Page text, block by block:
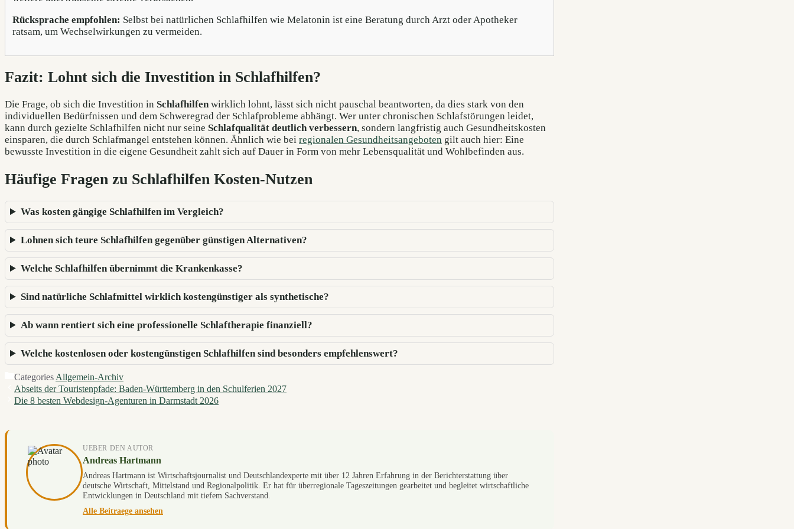
Rücksprache empfohlen: Selbst bei natürlichen Schlafhilfen wie Melatonin ist eine Beratung durch Arzt oder Apotheker
ratsam, um Wechselwirkungen zu vermeiden.
Fazit: Lohnt sich die Investition in Schlafhilfen?
Die Frage, ob sich die Investition in Schlafhilfenwirklich lohnt, lässt sich nicht pauschal beantworten, da dies stark von den
individuellen Bedürfnissen und dem Schweregrad der Schlafprobleme abhängt. Wer unter chronischen Schlafstörungen leidet,
kann durch gezielte Schlafhilfen nicht nur seine Schlafqualität deutlich verbessern, sondern langfristig auch Gesundheitskosten
einsparen, die durch Schlafmangel entstehen können. Ähnlich wie bei regionalen Gesundheitsangeboten gilt auch hier: Eine
bewusste Investition in die eigene Gesundheit zahlt sich auf Dauer in Form von mehr Lebensqualität und Wohlbefinden aus.
Häufige Fragen zu Schlafhilfen Kosten-Nutzen
Was kosten gängige Schlafhilfen im Vergleich?
Lohnen sich teure Schlafhilfen gegenüber günstigen Alternativen?
Welche Schlafhilfen übernimmt die Krankenkasse?
Sind natürliche Schlafmittel wirklich kostengünstiger als synthetische?
Ab wann rentiert sich eine professionelle Schlaftherapie finanziell?
Welche kostenlosen oder kostengünstigen Schlafhilfen sind besonders empfehlenswert?
Categories Allgemein-Archiv
Abseits der Touristenpfade: Baden-Württemberg in den Schulferien 2027
Die 8 besten Webdesign-Agenturen in Darmstadt 2026
UEBER DEN AUTOR
Andreas Hartmann
Andreas Hartmann ist Wirtschaftsjournalist und Deutschlandexperte mit über 12 Jahren Erfahrung in der Berichterstattung über
deutsche Wirtschaft, Mittelstand und Regionalpolitik. Er hat für überregionale Tageszeitungen gearbeitet und begleitet wirtschaftliche
Entwicklungen in Deutschland mit tiefem Sachverstand.
Alle Beitraege ansehen